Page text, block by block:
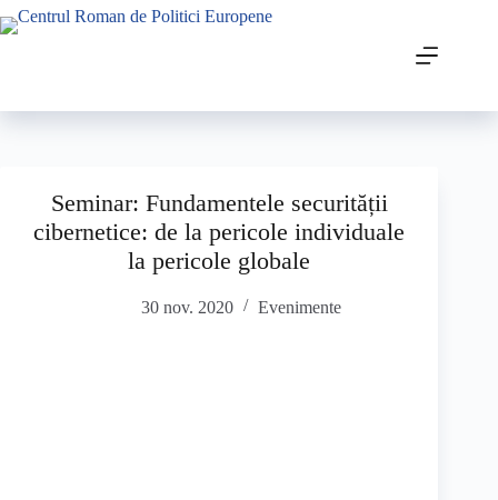
Seminar: Fundamentele securității
cibernetice: de la pericole individuale
la pericole globale
30 nov. 2020 Evenimente